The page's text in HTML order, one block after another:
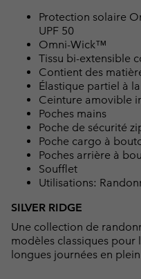
Protection solaire
UPF 50
Omni-Wick™
Tissu bi-extensible
Contient des
Élastique partiel à
Ceinture amovible
Poches mains
Poche de sécurité
Poche cargo à
Poches arrière à
Soufflet
Utilisations:
SILVER RIDGE
Une collection de
modèles classiques pour
longues journées en